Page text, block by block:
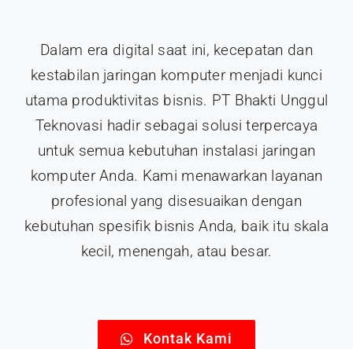
Dalam era digital saat ini, kecepatan dan
kestabilan jaringan komputer menjadi kunci
utama produktivitas bisnis. PT Bhakti Unggul
Teknovasi hadir sebagai solusi terpercaya
untuk semua kebutuhan instalasi jaringan
komputer Anda. Kami menawarkan layanan
profesional yang disesuaikan dengan
kebutuhan spesifik bisnis Anda, baik itu skala
kecil, menengah, atau besar.
Kontak Kami